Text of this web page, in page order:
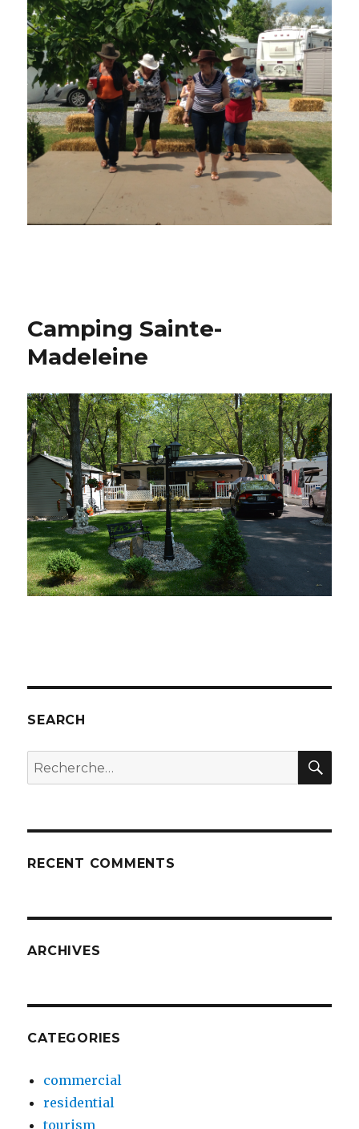
Camping Sainte-
Madeleine
SEARCH
Recherche
pour
RECENT COMMENTS
ARCHIVES
CATEGORIES
commercial
residential
tourism